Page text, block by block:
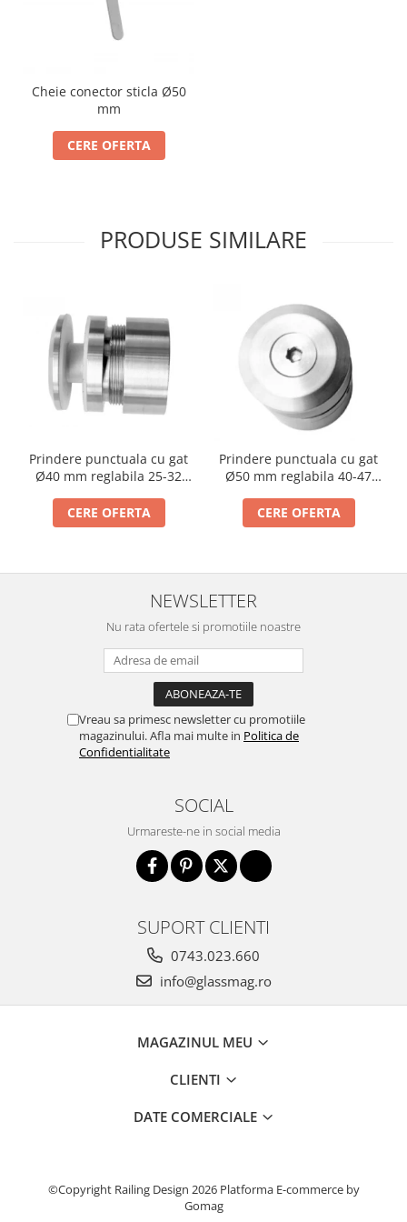
Cabluri si componente montanti
Mana curenta
Suporti mana curenta
Accesorii mana curenta
Sisteme copertina
Seturi copertina
Componente copertina
Securitate
Incuietori electrice
Accesorii compartimentare toalete
Cheie conector sticla Ø50
mm
CERE OFERTA
PRODUSE SIMILARE
Prindere punctuala cu gat
Ø40 mm reglabila 25-32
CERE OFERTA
Prindere punctuala cu gat
Ø50 mm reglabila 40-47
CERE OFERTA
NEWSLETTER
Nu rata ofertele si promotiile noastre
Vreau sa primesc newsletter cu promotiile
magazinului. Afla mai multe in Politica de
Confidentialitate
SOCIAL
Urmareste-ne in social media
SUPORT CLIENTI
0743.023.660
info@glassmag.ro
MAGAZINUL MEU
CLIENTI
DATE COMERCIALE
©Copyright Railing Design 2026 Platforma E-commerce by
Gomag